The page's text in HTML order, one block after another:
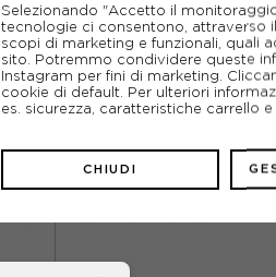
Selezionando "Accetto il
tecnologie ci consentono, attraverso
scopi di marketing e funzionali, quali
sito. Potremmo condividere queste
Instagram per fini di marketing.
cookie di default. Per ulteriori
es. sicurezza, caratteristiche carrello
CHIUDI